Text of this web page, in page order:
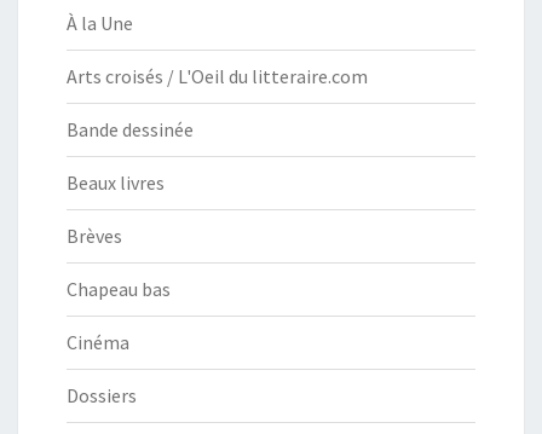
À la Une
Arts croisés / L'Oeil du litteraire.com
Bande dessinée
Beaux livres
Brèves
Chapeau bas
Cinéma
Dossiers